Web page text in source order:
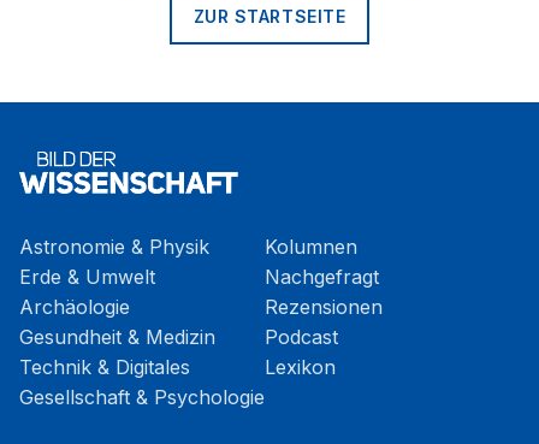
ZUR STARTSEITE
Astronomie & Physik
Erde & Umwelt
Archäologie
Gesundheit & Medizin
Technik & Digitales
Gesellschaft & Psychologie
Kolumnen
Nachgefragt
Rezensionen
Podcast
Lexikon